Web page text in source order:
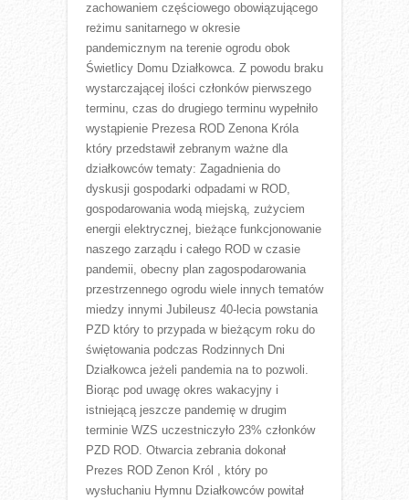
zachowaniem częściowego obowiązującego
reżimu sanitarnego w okresie
pandemicznym na terenie ogrodu obok
Świetlicy Domu Działkowca. Z powodu braku
wystarczającej ilości członków pierwszego
terminu, czas do drugiego terminu wypełniło
wystąpienie Prezesa ROD Zenona Króla
który przedstawił zebranym ważne dla
działkowców tematy: Zagadnienia do
dyskusji gospodarki odpadami w ROD,
gospodarowania wodą miejską, zużyciem
energii elektrycznej, bieżące funkcjonowanie
naszego zarządu i całego ROD w czasie
pandemii, obecny plan zagospodarowania
przestrzennego ogrodu wiele innych tematów
miedzy innymi Jubileusz 40-lecia powstania
PZD który to przypada w bieżącym roku do
świętowania podczas Rodzinnych Dni
Działkowca jeżeli pandemia na to pozwoli.
Biorąc pod uwagę okres wakacyjny i
istniejącą jeszcze pandemię w drugim
terminie WZS uczestniczyło 23% członków
PZD ROD. Otwarcia zebrania dokonał
Prezes ROD Zenon Król , który po
wysłuchaniu Hymnu Działkowców powitał